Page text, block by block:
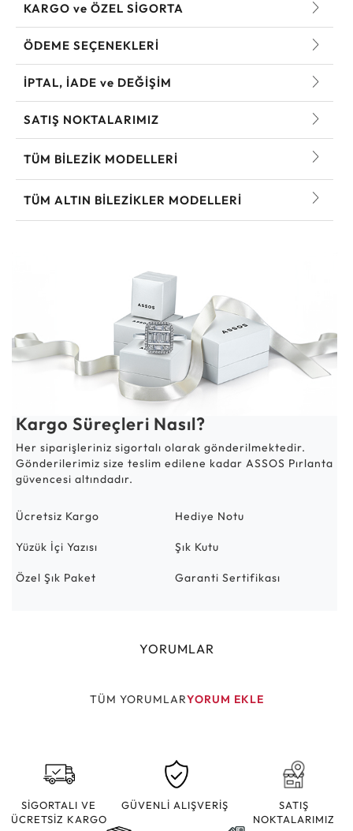
KARGO ve ÖZEL SİGORTA
ÖDEME SEÇENEKLERİ
İPTAL, İADE ve DEĞİŞİM
SATIŞ NOKTALARIMIZ
TÜM BILEZIK MODELLERI
TÜM ALTIN BILEZIKLER MODELLERI
Kargo Süreçleri Nasıl?
Her siparişleriniz sigortalı olarak gönderilmektedir.
Gönderilerimiz size teslim edilene kadar ASSOS Pırlanta
güvencesi altındadır.
Ücretsiz Kargo Hediye Notu
Yüzük İçi Yazısı Şık Kutu
Özel Şık Paket Garanti Sertifikası
YORUMLAR
TÜM YORUMLARYORUM EKLE
SİGORTALI VE
ÜCRETSİZ KARGO
GÜVENLİ ALIŞVERİŞ
SATIŞ
NOKTALARIMIZ